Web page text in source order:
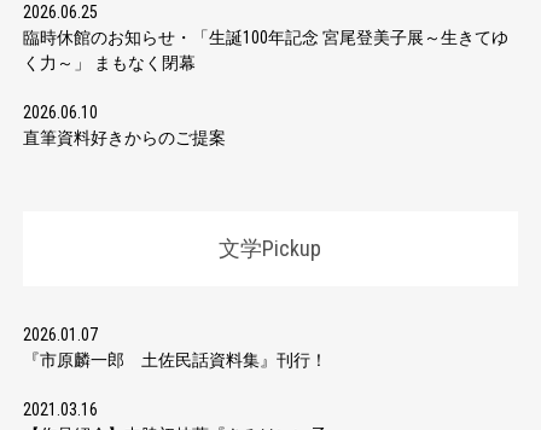
2026.06.25
臨時休館のお知らせ・「生誕100年記念 宮尾登美子展～生きてゆ
く力～」 まもなく閉幕
2026.06.10
直筆資料好きからのご提案
文学Pickup
2026.01.07
『市原麟一郎 土佐民話資料集』刊行！
2021.03.16